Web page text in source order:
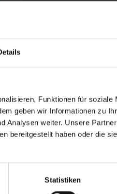
Funktionen für soziale
geben wir Informationen zu
Analysen weiter. Unsere
bereitgestellt haben oder die
Statistiken
Abmessungen:
Kollektion:
Material:
FAQ